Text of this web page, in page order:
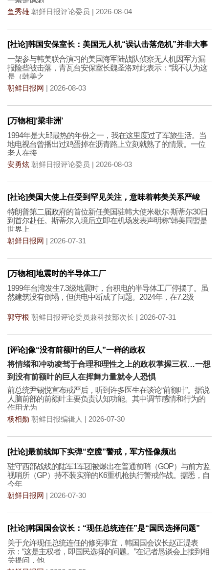
鱼秀雄 朝鲜日报评论委员 | 2026-08-04
[社论]韩国安保室长：美国无人机“误认击落危机”并非大事
一架参与韩美联合演习的美国海军陆战队侦察无人机因军方漏
报险些被击落，青瓦台安保室长魏圣洛对此表示：“我不认为这
是（韩美之
朝鲜日报网 | 2026-08-03
[万物相]‘梁非洲’
1994年是大邱最热的年份之一，我在这里度过了军旅生活。当
地电视台曾播出过鸡蛋掉在沥青路上立刻就熟了的情景。一位
老人在接
安勇炫 朝鲜日报评论委员 | 2026-08-03
[社论]美国大使上任受到罕见关注，意味着韩美关系严峻
特朗普第二届政府的首位新任美国驻韩大使米歇尔·斯蒂尔30日
到首尔赴任。斯蒂尔入境后立即在机场发表声明称“韩美同盟是
世界上
朝鲜日报网 | 2026-07-31
[万物相]地震时的半导体工厂
1999年台湾发生7.3级地震时，台积电的半导体工厂停摆了。虽
然建筑没有倒塌，但供电中断成了问题。2024年，在7.2级
郭守根 朝鲜日报评论委员兼科技部次长 | 2026-07-31
[评论]像“没有前额叶的巨人”一样的政权
将情绪和冲动凌驾于合理和理性之上的政权掌握三权…一想
到没有前额叶的巨人在挥舞力量就令人恐惧
前总统尹锡悦宣布戒严后，听到许多医生在谈论“前额叶”。据说
人脑前部的前额叶主要负责认知功能。其中调节感情和行为的
作用尤为
杨相勋 朝鲜日报编辑人 | 2026-07-30
[社论]最前线卸下实弹“空膛”警戒，军方怪像频出
驻守西部战线的陆军1军团被爆出在普通前哨（GOP）与前方监
视哨所（GP）持不装实弹的K6重机枪执行警戒作战。据悉，自
今年
朝鲜日报网 | 2026-07-30
[社论]韩国国会议长：“现任总统连任”是“国民选择问题”
关于允许现任总统连任的修宪事宜，韩国国会议长赵正湜表
示：“这是主权者，即国民选择的问题。”在记者恳谈会上接到相
关提问，他